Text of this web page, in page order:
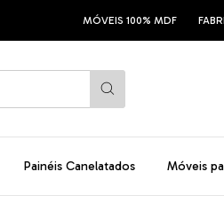
MÓVEIS 100% MDF FABRICAMOS SOB
Painéis Canelatados Móveis